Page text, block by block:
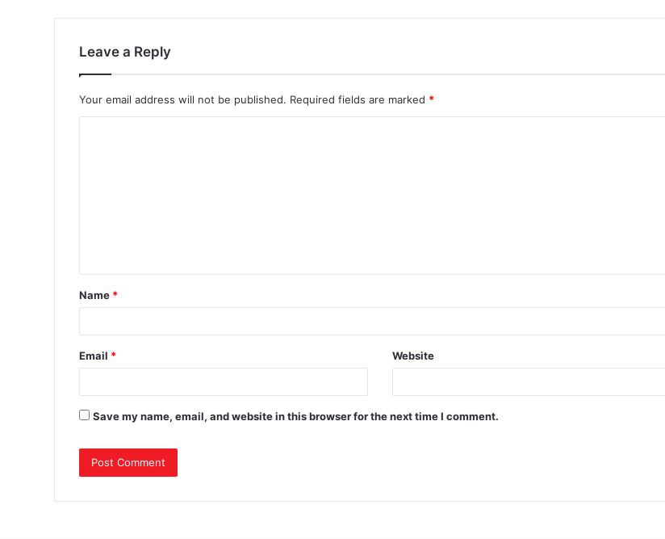
Leave a Reply
Your email address will not be published. Required fields are marked *
Name *
Email * Website
Save my name, email, and website in this browser for the next time I comment.